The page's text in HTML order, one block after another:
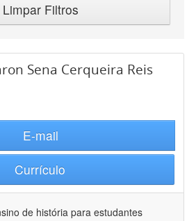
Limpar Filtros
Sena Cerqueira Reis
E-mail
Currículo
de história para estudantes